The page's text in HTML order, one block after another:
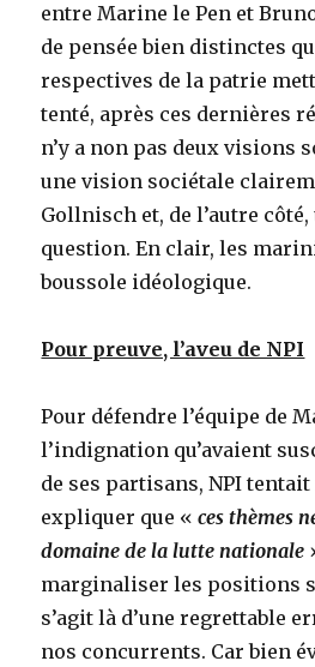
entre Marine le Pen et
de pensée bien distinctes
respectives de la patrie
tenté, après ces dernières
n’y a non pas deux visions
une vision sociétale
Gollnisch et, de l’autre
question. En clair, les
boussole idéologique.
Pour preuve, l’aveu de NPI
Pour défendre l’équipe de
l’indignation qu’avaient
de ses partisans, NPI
expliquer que «ces thèmes
domaine de la lutte nationale
marginaliser les positions
s’agit là d’une regrettable
nos concurrents. Car bien